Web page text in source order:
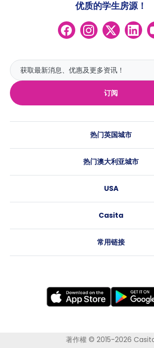
订阅
优质的学生房源！
热门英国城市
伦敦
爱丁堡
利兹
考文垂
莱斯特
纽卡斯尔
热门澳大利亚城市
布里斯班
阿德莱德
USA
洛杉矶
Casita
常用链接
著作權 © 2015-2026